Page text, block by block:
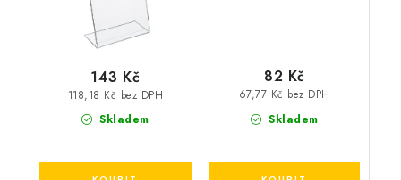
Skladem
118,18 Kč bez DPH
143 Kč
Skladem
67,77 Kč bez DPH
82 Kč